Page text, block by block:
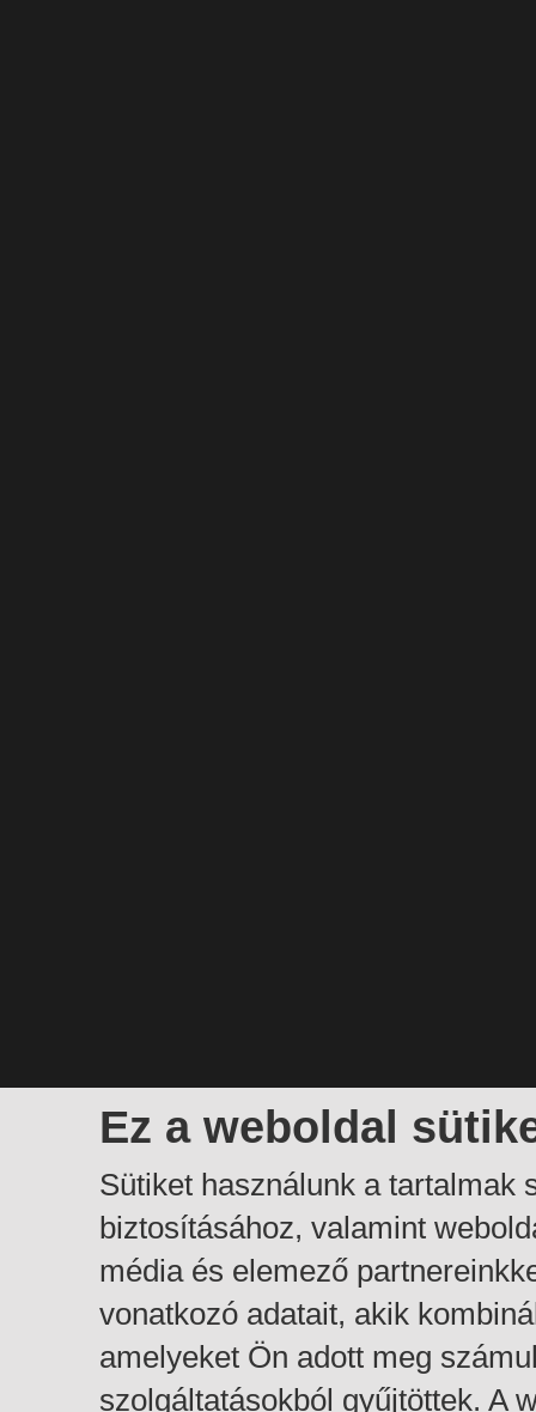
Ez a weboldal
Sütiket használunk a tartalmak
biztosításához, valamint
média és elemező
vonatkozó adatait, akik
amelyeket Ön adott meg
szolgáltatásokból gyűjtöttek. A